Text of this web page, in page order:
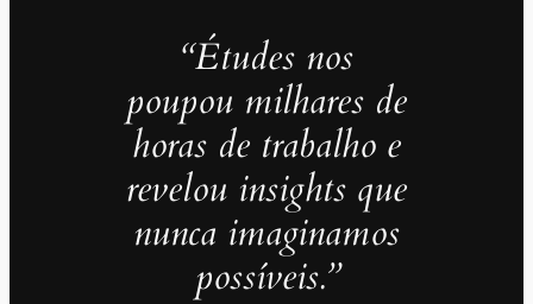
“Études nos
poupou milhares de
horas de trabalho e
revelou insights que
nunca imaginamos
possíveis.”